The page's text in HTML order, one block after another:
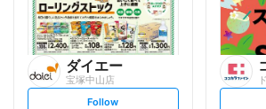
ダイエー
宝塚中山店
s
Follow